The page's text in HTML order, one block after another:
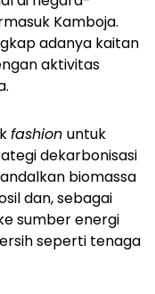
Kamboja.
adanya kaitan
aktivitas
fashion untuk
dekarbonisasi
biomassa
dan, sebagai
sumber energi
seperti tenaga